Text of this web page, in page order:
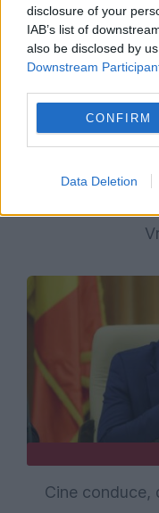
disclosure of your
IAB’s list of
also be disclosed by
Downstream
CONFIRM
Data Deletion
Cine conduce,